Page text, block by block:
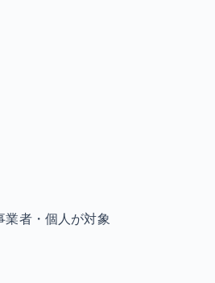
業者・個人が対象